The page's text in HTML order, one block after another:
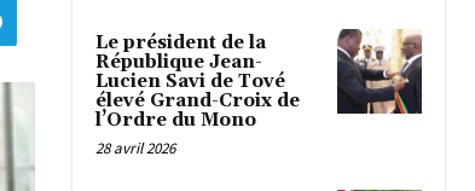
Le président de la
République Jean-
Lucien Savi de Tové
élevé Grand-Croix de
l’Ordre du Mono
28 avril 2026